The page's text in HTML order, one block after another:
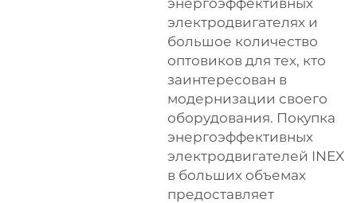
электродвигателях и
большое количество
оптовиков для тех, кто
заинтересован в
модернизации своего
оборудования. Покупка
энергоэффективных
электродвигателей INEX
в больших объемах
предоставляет